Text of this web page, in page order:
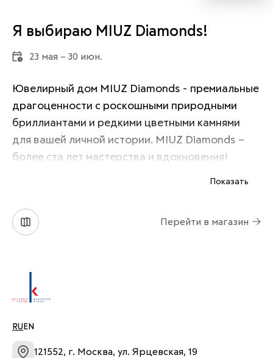
Я выбираю MIUZ Diamonds!
23 мая – 30 июн.
Ювелирный дом MIUZ Diamonds - премиальные
драгоценности с роскошными природными
бриллиантами и редкими цветными камнями
для вашей личной истории. MIUZ Diamonds –
более ста лет мастерства и вдохновения!
Показать
Перейти в магазин
RU EN
121552, г. Москва, ул. Ярцевская, 19